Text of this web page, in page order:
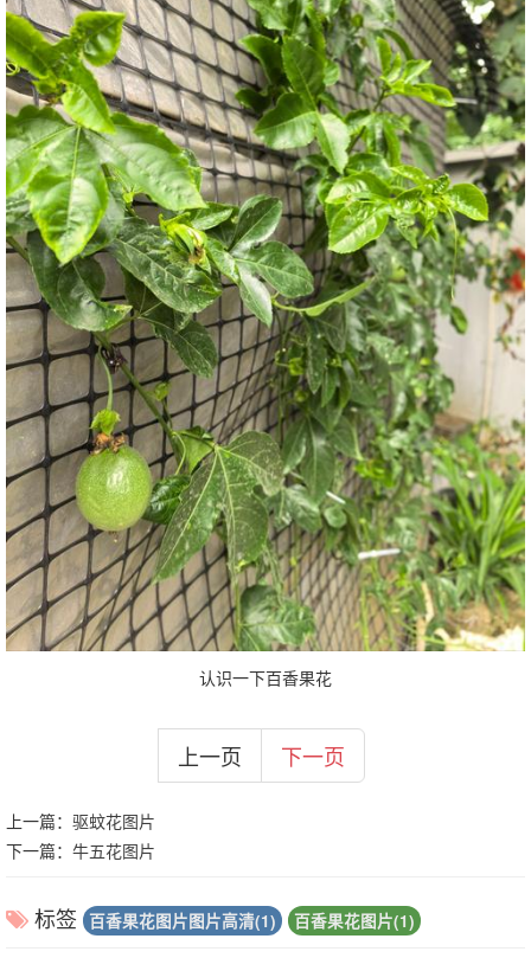
认识一下百香果花
上一页 下一页
上一篇： 驱蚊花图片
下一篇： 牛五花图片
标签 百香果花图片图片高清(1) 百香果花图片(1)